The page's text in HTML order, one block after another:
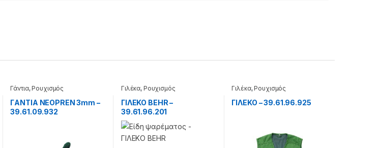
Γάντια,Ρουχισμός
ΓANTIA NEOPREN 3mm –
39.61.09.932
Γιλέκα, Ρουχισμός
ΓΙΛΕΚΟ BEHR –
39.61.96.201
Γιλέκα,Ρουχισμός
ΓΙΛΕΚΟ – 39.61.96.925